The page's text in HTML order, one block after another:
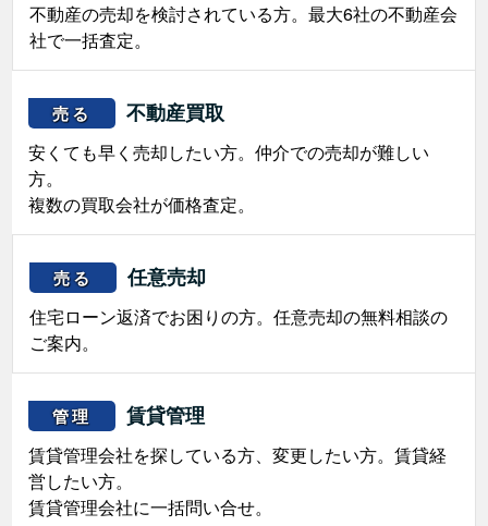
不動産の売却を検討されている方。最大6社の不動産会
社で一括査定。
売る 不動産買取
安くても早く売却したい方。仲介での売却が難しい
方。
複数の買取会社が価格査定。
売る 任意売却
住宅ローン返済でお困りの方。任意売却の無料相談の
ご案内。
管理 賃貸管理
賃貸管理会社を探している方、変更したい方。賃貸経
営したい方。
賃貸管理会社に一括問い合せ。